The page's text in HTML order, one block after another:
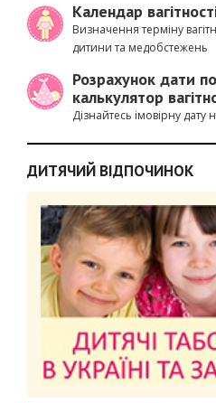
Календар
Визначення терміну
дитини та медобстежень
Розрахунок дати
калькулятор
Дізнайтесь імовірну
ДИТЯЧИЙ ВІДПОЧИНОК